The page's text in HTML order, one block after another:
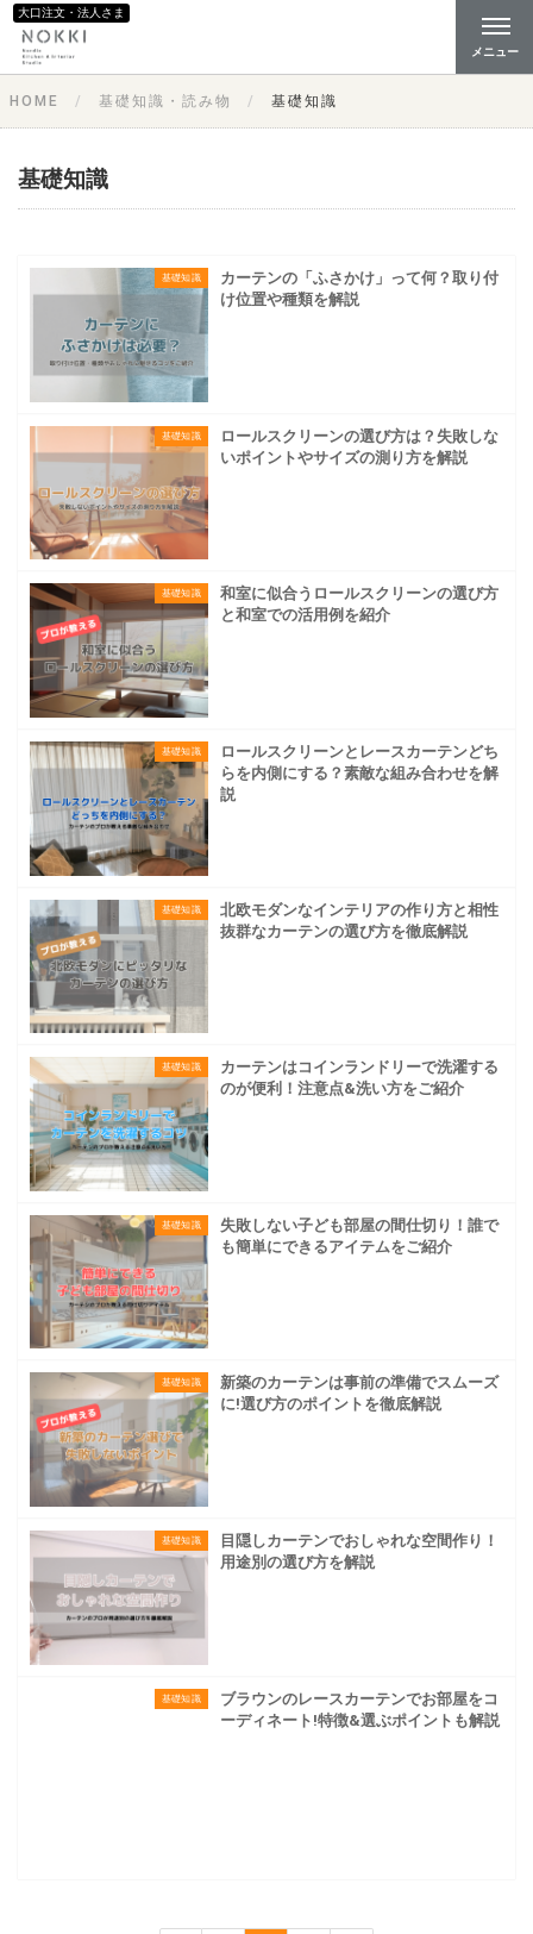
大口注文・法人さま
メニュー
HOME 基礎知識・読み物 基礎知識
基礎知識
基礎知識
カーテンの「ふさかけ」って何？取り付
け位置や種類を解説
基礎知識
ロールスクリーンの選び方は？失敗しな
いポイントやサイズの測り方を解説
基礎知識
和室に似合うロールスクリーンの選び方
と和室での活用例を紹介
基礎知識
ロールスクリーンとレースカーテンどち
らを内側にする？素敵な組み合わせを解
説
基礎知識
北欧モダンなインテリアの作り方と相性
抜群なカーテンの選び方を徹底解説
基礎知識
カーテンはコインランドリーで洗濯する
のが便利！注意点&洗い方をご紹介
基礎知識
失敗しない子ども部屋の間仕切り！誰で
も簡単にできるアイテムをご紹介
基礎知識
新築のカーテンは事前の準備でスムーズ
に!選び方のポイントを徹底解説
基礎知識
目隠しカーテンでおしゃれな空間作り！
用途別の選び方を解説
基礎知識
ブラウンのレースカーテンでお部屋をコ
ーディネート!特徴&選ぶポイントも解説